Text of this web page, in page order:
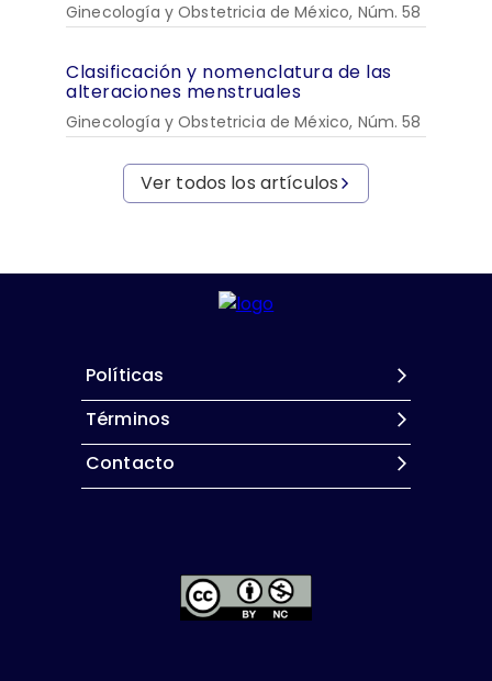
Ginecología y Obstetricia de México, Núm. 58
Clasificación y nomenclatura de las
alteraciones menstruales
Ginecología y Obstetricia de México, Núm. 58
Ver todos los artículos
Políticas
Términos
Contacto